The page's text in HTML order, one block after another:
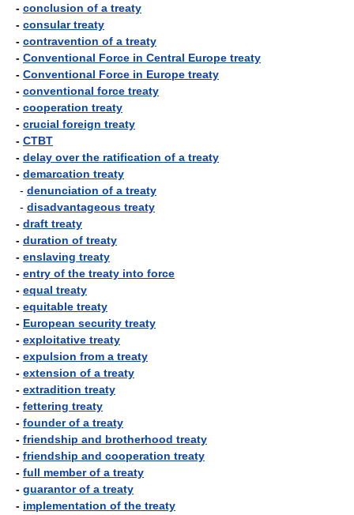
- conclusion of a treaty
- consular treaty
- contravention of a treaty
- Conventional Force in Central Europe treaty
- Conventional Force in Europe treaty
- conventional force treaty
- cooperation treaty
- crucial foreign treaty
- CTBT
- delay over the ratification of a treaty
- demarcation treaty
- denunciation of a treaty
- disadvantageous treaty
- draft treaty
- duration of treaty
- enslaving treaty
- entry of the treaty into force
- equal treaty
- equitable treaty
- European security treaty
- exploitative treaty
- expulsion from a treaty
- extension of a treaty
- extradition treaty
- fettering treaty
- founder of a treaty
- friendship and brotherhood treaty
- friendship and cooperation treaty
- full member of a treaty
- guarantor of a treaty
- implementation of the treaty